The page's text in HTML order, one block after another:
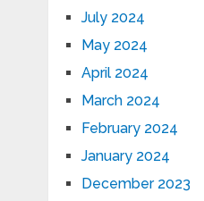
July 2024
May 2024
April 2024
March 2024
February 2024
January 2024
December 2023